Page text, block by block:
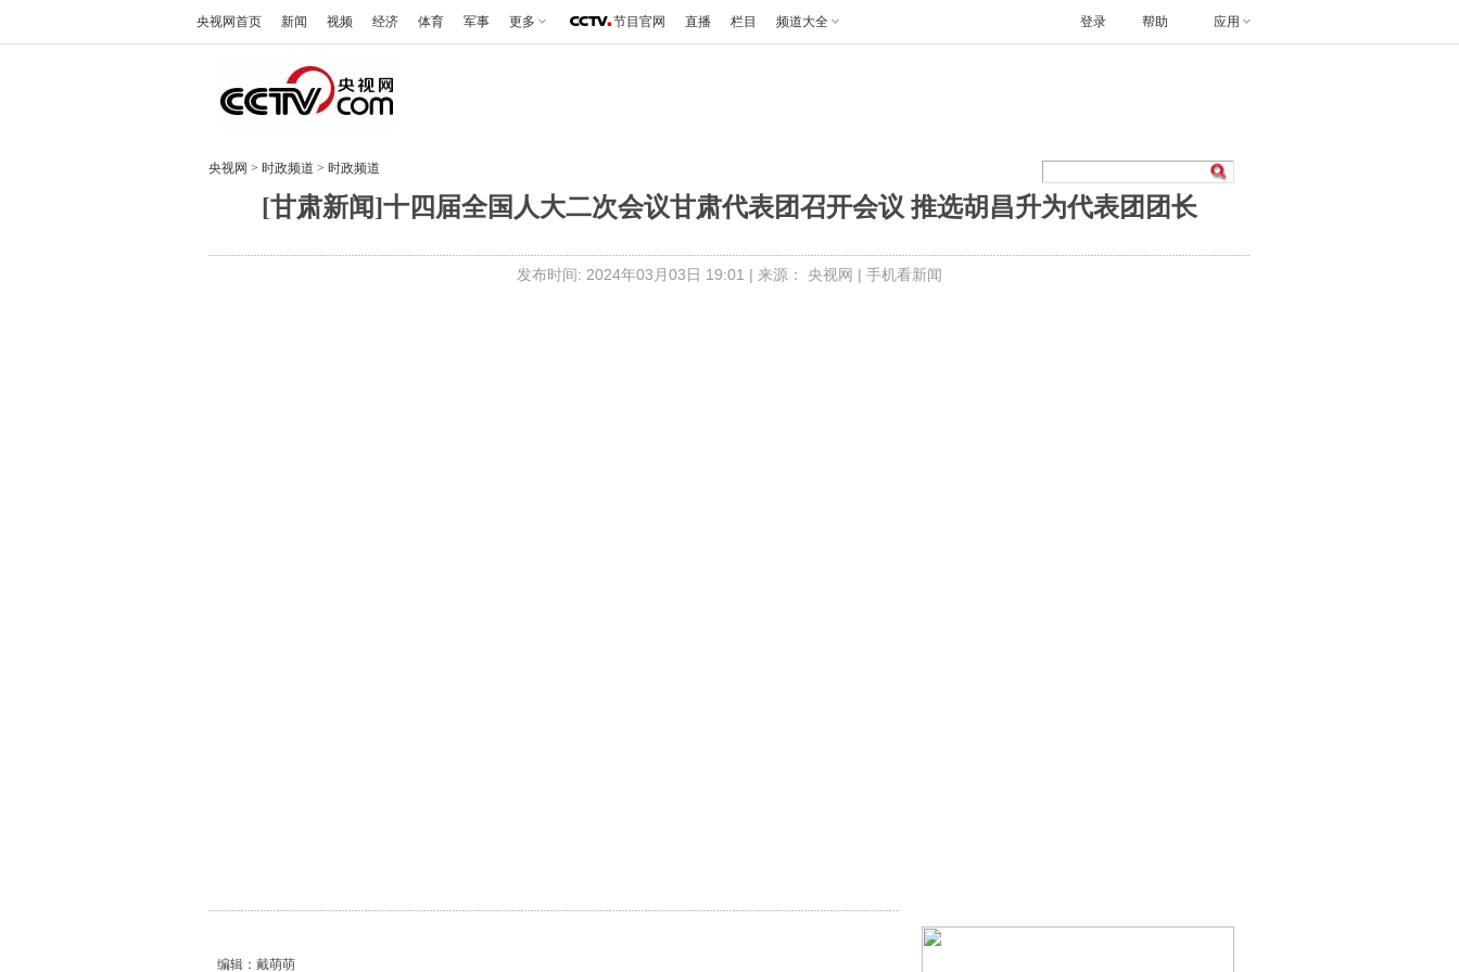
央视网首页 新闻 视频 经济 体育 军事 更多 节目官网 直播 栏目 频道大全 帮助 应用
登录
央视网 > 时政频道 > 时政频道
[甘肃新闻]十四届全国人大二次会议甘肃代表团召开会议 推选胡昌升为代表团团长
发布时间: 2024年03月03日 19:01 | 来源： 央视网 | 手机看新闻
编辑：戴萌萌